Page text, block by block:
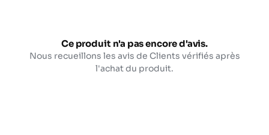
Ce produit n'a pas encore d'avis.
Nous recueillons les avis de Clients vérifiés après
l'achat du produit.